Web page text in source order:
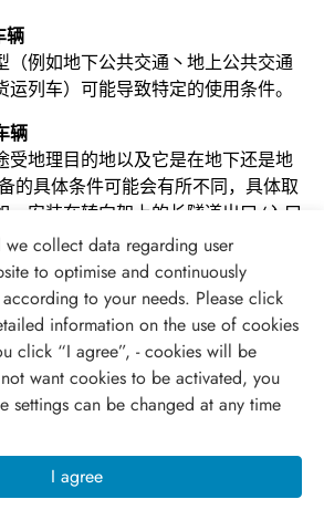
辆
（例如地下公共交通丶地上公共交通
运列车）可能导致特定的使用条件。
辆
受地理目的地以及它是在地下还是地
的具体条件可能会有所不同，具体取
，安装在转向架上的长隧道出口/入口
位置
型设备位置，如位置4（车体下或车
）丶位置6（转向架）以及位置
计在不同的位置，给予不同的使用条
设备位置与要求的条件结果。
collect data regarding user
to optimise and continuously
to your needs. Please click
information on the use of cookies
click “I agree”, - cookies will be
want cookies to be activated, you
settings can be changed at any time
I agree